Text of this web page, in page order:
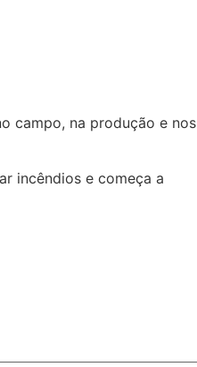
campo, na produção e nos
incêndios e começa a